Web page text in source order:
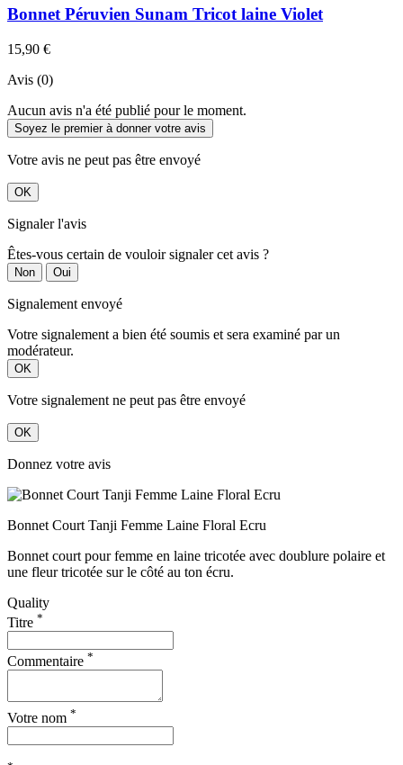
Bonnet Péruvien Sunam Tricot laine Violet
15,90 €
Avis (0)
Aucun avis n'a été publié pour le moment.
Soyez le premier à donner votre avis
Votre avis ne peut pas être envoyé
OK
Signaler l'avis
Êtes-vous certain de vouloir signaler cet avis ?
Non Oui
Signalement envoyé
Votre signalement a bien été soumis et sera examiné par un
modérateur.
OK
Votre signalement ne peut pas être envoyé
OK
Donnez votre avis
Bonnet Court Tanji Femme Laine Floral Ecru
Bonnet court pour femme en laine tricotée avec doublure polaire et
une fleur tricotée sur le côté au ton écru.
Quality
Titre *
Commentaire *
Votre nom *